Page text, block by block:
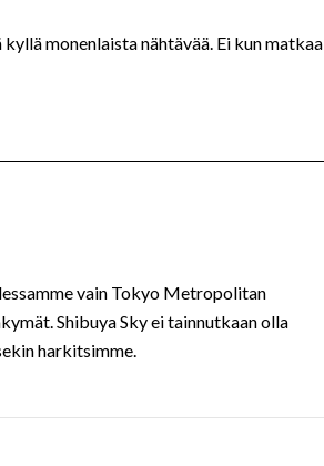
monenlaista nähtävää. Ei kun matkaa
vain Tokyo Metropolitan
Shibuya Sky ei tainnutkaan olla
harkitsimme.